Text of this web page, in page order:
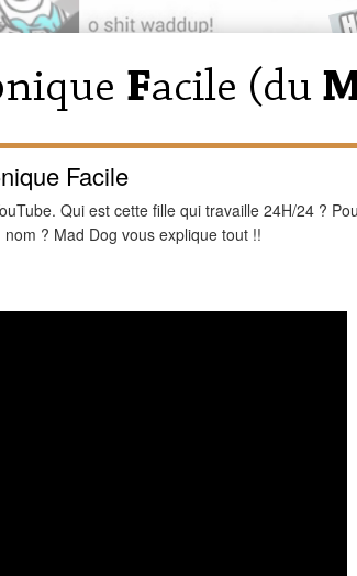
Facile
Qui est cette fille qui travaille 24H/24 ?
nom ? Mad Dog vous explique tout !!